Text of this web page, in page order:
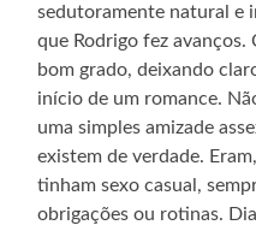
sedutoramente natural e
que Rodrigo fez avanços.
bom grado, deixando
início de um romance.
uma simples amizade
existem de verdade.
tinham sexo casual,
obrigações ou rotinas.